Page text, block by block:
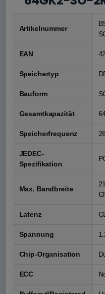
Artikelnummer
EAN
Speichertyp
Bauform
Gesamtkapazität
Speicherfrequenz
JEDEC-
Spezifikation
Max. Bandbreite
Latenz
Spannung
Chip-Organisation
ECC